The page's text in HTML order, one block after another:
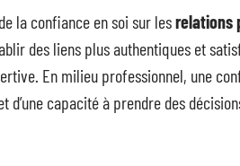
la confiance en soi sur lesrelations
des liens plus authentiques et
En milieu professionnel, une
d’une capacité à prendre des